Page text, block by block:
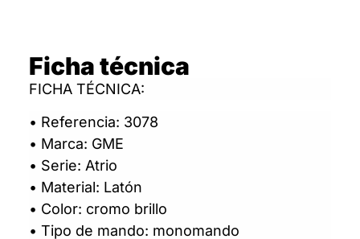
Ficha técnica
FICHA TÉCNICA:
• Referencia: 3078
• Marca: GME
• Serie: Atrio
• Material: Latón
• Color: cromo brillo
• Tipo de mando: monomando